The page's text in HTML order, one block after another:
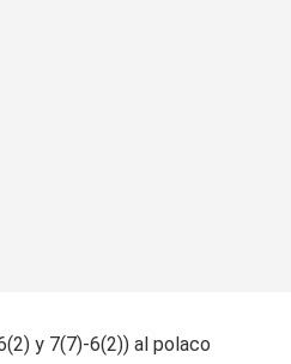
y 7(7)-6(2)) al polaco